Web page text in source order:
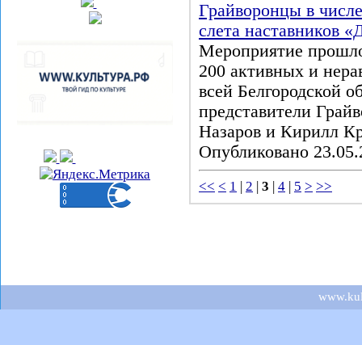
Грайворонцы в
слета наставников
Мероприятие
200 активных и
всей Белгородской
представители
Назаров и Кирилл
Опубликовано
<< < 1 | 2 | 3 | 4 | 5 > >>